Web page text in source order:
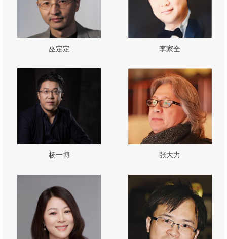
巫定定 李家全
杨一博 张大力